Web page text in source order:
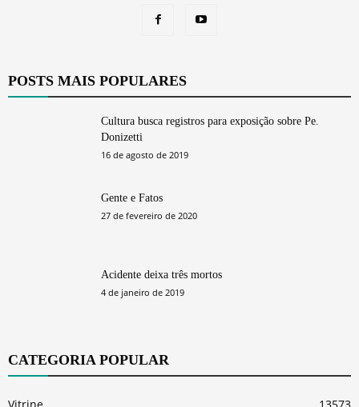
POSTS MAIS POPULARES
Cultura busca registros para exposição sobre Pe.
Donizetti
16 de agosto de 2019
Gente e Fatos
27 de fevereiro de 2020
Acidente deixa três mortos
4 de janeiro de 2019
CATEGORIA POPULAR
Vitrine 13573